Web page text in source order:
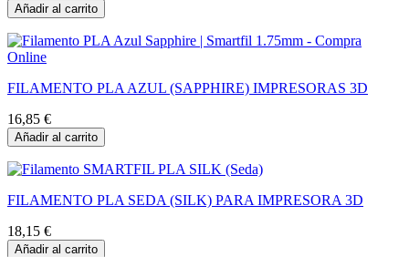
Añadir al carrito
FILAMENTO PLA AZUL (SAPPHIRE) IMPRESORAS 3D
16,85 €
Añadir al carrito
FILAMENTO PLA SEDA (SILK) PARA IMPRESORA 3D
18,15 €
Añadir al carrito